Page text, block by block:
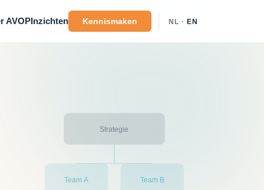
AVOPInzichten Kennismaken NL · EN
Strategie
Team A Team B